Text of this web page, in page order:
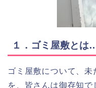
１．ゴミ屋敷とは
ゴミ屋敷について、
を、皆さんは御存知で